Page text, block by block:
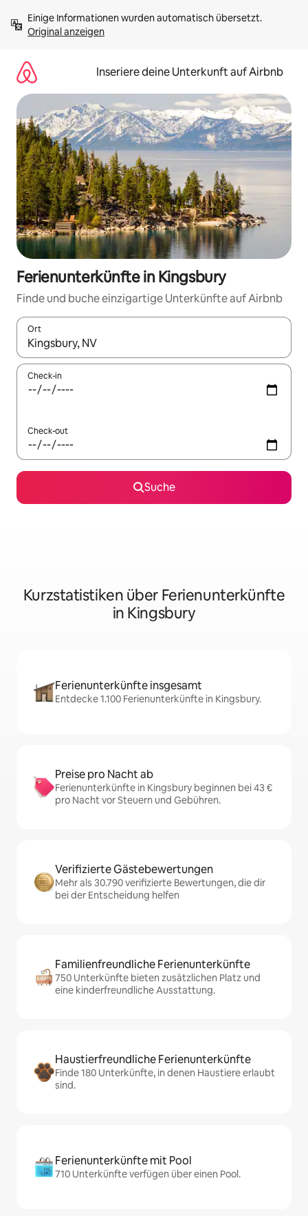
Inhalten
springenOriginal anzeigen
Inseriere deine Unterkunft auf Airbnb
Ferienunterkünfte in Kingsbury
Finde und buche einzigartige Unterkünfte auf Airbnb
Ort
Wenn Ergebnisse verfügbar sind, navigiere mit den
Check-in
Check-out
Suche
Kurzstatistiken über Ferienunterkünfte
in Kingsbury
Ferienunterkünfte insgesamt
Entdecke 1.100 Ferienunterkünfte in Kingsbury.
Preise pro Nacht ab
Ferienunterkünfte in Kingsbury beginnen bei 43 €
pro Nacht vor Steuern und Gebühren.
Verifizierte Gästebewertungen
Mehr als 30.790 verifizierte Bewertungen, die dir
bei der Entscheidung helfen
Familienfreundliche Ferienunterkünfte
750 Unterkünfte bieten zusätzlichen Platz und
eine kinderfreundliche Ausstattung.
Haustierfreundliche Ferienunterkünfte
Finde 180 Unterkünfte, in denen Haustiere erlaubt
sind.
Ferienunterkünfte mit Pool
710 Unterkünfte verfügen über einen Pool.